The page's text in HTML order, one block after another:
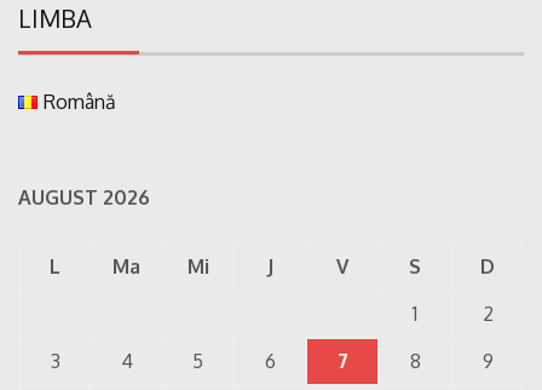
LIMBA
Română
AUGUST 2026
L Ma Mi J V S
D
1
2
3
4 5 6 7 8 9